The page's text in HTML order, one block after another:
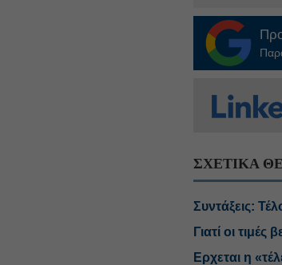
ΣΧΕΤΙΚΑ
Συντάξεις:
Γιατί οι
Ερχεται η